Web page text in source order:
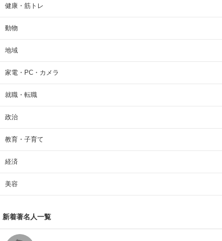
健康・筋トレ
動物
地域
家電・PC・カメラ
就職・転職
政治
教育・子育て
経済
美容
新着著名人一覧